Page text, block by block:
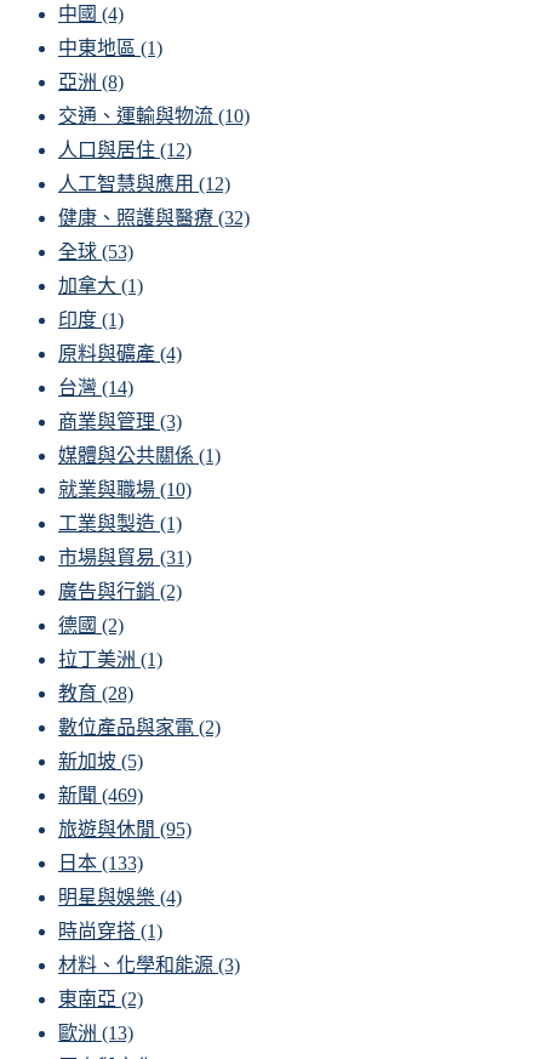
中國 (4)
中東地區 (1)
亞洲 (8)
交通、運輸與物流 (10)
人口與居住 (12)
人工智慧與應用 (12)
健康、照護與醫療 (32)
全球 (53)
加拿大 (1)
印度 (1)
原料與礦產 (4)
台灣 (14)
商業與管理 (3)
媒體與公共關係 (1)
就業與職場 (10)
工業與製造 (1)
市場與貿易 (31)
廣告與行銷 (2)
德國 (2)
拉丁美洲 (1)
教育 (28)
數位產品與家電 (2)
新加坡 (5)
新聞 (469)
旅遊與休閒 (95)
日本 (133)
明星與娛樂 (4)
時尚穿搭 (1)
材料、化學和能源 (3)
東南亞 (2)
歐洲 (13)